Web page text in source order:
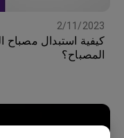
2/11/2023
كيفية استبدال مصباح
المصباح؟